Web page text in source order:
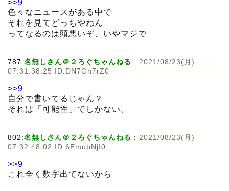
>>9
色々なニュースがある中で
それを見てどっちやねん
ってなるのは頭悪いぞ、いやマジで
787:名無しさん＠２ろぐちゃんねる : 2021/08/23(月)
07:31:38.25 ID:DN7Gh7rZ0
>>9
自分で書いてるじゃん？
それは「可能性」でしかない。
802:名無しさん＠２ろぐちゃんねる : 2021/08/23(月)
07:32:48.02 ID:6EmubNjI0
>>9
これ全く数字出てないから